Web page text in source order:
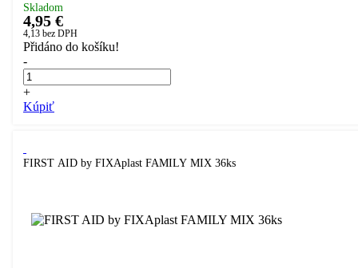
Skladom
4,95 €
4,13 bez DPH
Přidáno do košíku!
-
+
Kúpiť
FIRST AID by FIXAplast FAMILY MIX 36ks